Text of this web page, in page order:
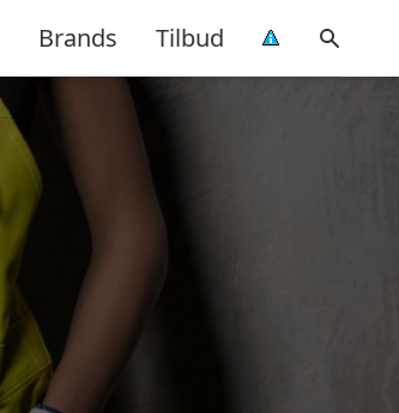
Brands Tilbud